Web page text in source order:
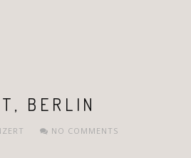
BERLIN
NO COMMENTS